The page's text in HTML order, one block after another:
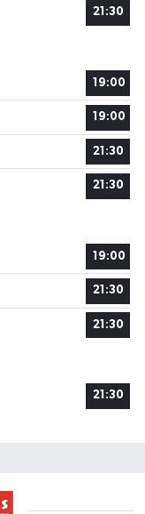
21:30
19:00
19:00
21:30
21:30
19:00
21:30
21:30
21:30